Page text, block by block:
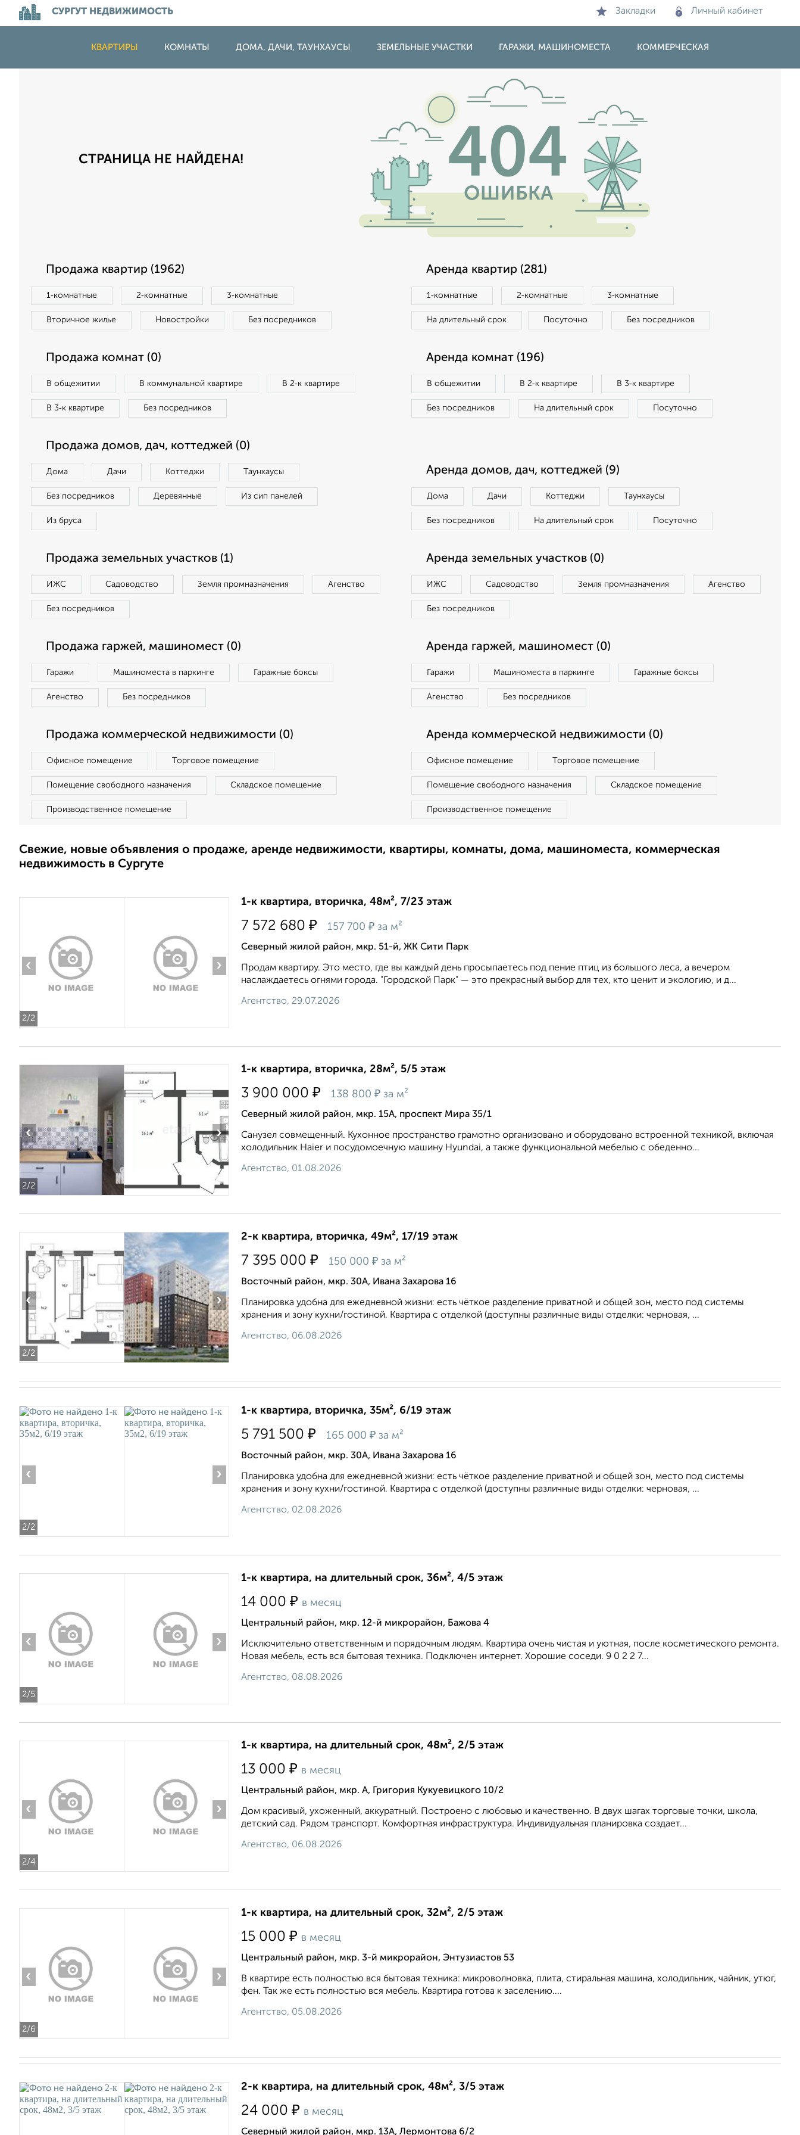
СУРГУТ НЕДВИЖИМОСТЬ Закладки Личный кабинет
КВАРТИРЫ КОМНАТЫ ДОМА, ДАЧИ, ТАУНХАУСЫ ЗЕМЕЛЬНЫЕ УЧАСТКИ ГАРАЖИ, МАШИНОМЕСТА КОММЕРЧЕСКАЯ
СТРАНИЦА НЕ НАЙДЕНА!
Продажа квартир (1962)
1‑комнатные 2‑комнатные 3‑комнатные
Вторичное жилье Новостройки Без посредников
Аренда квартир (281)
1‑комнатные 2‑комнатные 3‑комнатные
На длительный срок Посуточно Без посредников
Продажа комнат (0)
В общежитии В коммунальной квартире В 2‑к квартире
В 3‑к квартире Без посредников
Аренда комнат (196)
В общежитии В 2‑к квартире В 3‑к квартире
Без посредников На длительный срок Посуточно
Продажа домов, дач, коттеджей (0)
Дома Дачи Коттеджи Таунхаусы
Без посредников Деревянные Из сип панелей
Из бруса
Аренда домов, дач, коттеджей (9)
Дома Дачи Коттеджи Таунхаусы
Без посредников На длительный срок Посуточно
Продажа земельных участков (1)
ИЖС Садоводство Земля промназначения Агенство
Без посредников
Аренда земельных участков (0)
ИЖС Садоводство Земля промназначения Агенство
Без посредников
Продажа гаржей, машиномест (0)
Гаражи Машиноместа в паркинге Гаражные боксы
Агенство Без посредников
Аренда гаржей, машиномест (0)
Гаражи Машиноместа в паркинге Гаражные боксы
Агенство Без посредников
Продажа коммерческой недвижимости (0)
Офисное помещение Торговое помещение
Помещение свободного назначения Складское помещение
Производственное помещение
Аренда коммерческой недвижимости (0)
Офисное помещение Торговое помещение
Помещение свободного назначения Складское помещение
Производственное помещение
Свежие, новые объявления о продаже, аренде недвижимости, квартиры, комнаты, дома, машиноместа, коммерческая
недвижимость в Сургуте
2/2
‹ ›
1-к квартира, вторичка, 48м², 7/23 этаж
7 572 680 ₽ 157 700 ₽ за м²
Северный жилой район, мкр. 51-й, ЖК Сити Парк
Продам квартиру. Это место, где вы каждый день просыпаетесь под пение птиц из большого леса, а вечером
наслаждаетесь огнями города. "Городской Парк" — это прекрасный выбор для тех, кто ценит и экологию, и д...
Агентство, 29.07.2026
2/2
‹ ›
1-к квартира, вторичка, 28м², 5/5 этаж
3 900 000 ₽ 138 800 ₽ за м²
Северный жилой район, мкр. 15А, проспект Мира 35/1
Санузел совмещенный. Кухонное пространство грамотно организовано и оборудовано встроенной техникой, включая
холодильник Haier и посудомоечную машину Hyundai, а также функциональной мебелью с обеденно...
Агентство, 01.08.2026
2/2
‹ ›
2-к квартира, вторичка, 49м², 17/19 этаж
7 395 000 ₽ 150 000 ₽ за м²
Восточный район, мкр. 30А, Ивана Захарова 16
Планировка удобна для ежедневной жизни: есть чёткое разделение приватной и общей зон, место под системы
хранения и зону кухни/гостиной. Квартира с отделкой (доступны различные виды отделки: черновая, ...
Агентство, 06.08.2026
2/2
‹ ›
1-к квартира, вторичка, 35м², 6/19 этаж
5 791 500 ₽ 165 000 ₽ за м²
Восточный район, мкр. 30А, Ивана Захарова 16
Планировка удобна для ежедневной жизни: есть чёткое разделение приватной и общей зон, место под системы
хранения и зону кухни/гостиной. Квартира с отделкой (доступны различные виды отделки: черновая, ...
Агентство, 02.08.2026
2/5
‹ ›
1-к квартира, на длительный срок, 36м², 4/5 этаж
14 000 ₽ в месяц
Центральный район, мкр. 12-й микрорайон, Бажова 4
Исключительно ответственным и порядочным людям. Квартира очень чистая и уютная, после косметического ремонта.
Новая мебель, есть вся бытовая техника. Подключен интернет. Хорошие соседи. 9 0 2 2 7...
Агентство, 08.08.2026
2/4
‹ ›
1-к квартира, на длительный срок, 48м², 2/5 этаж
13 000 ₽ в месяц
Центральный район, мкр. А, Григория Кукуевицкого 10/2
Дом красивый, ухоженный, аккуратный. Построено с любовью и качественно. В двух шагах торговые точки, школа,
детский сад. Рядом транспорт. Комфортная инфраструктура. Индивидуальная планировка создает...
Агентство, 06.08.2026
2/6
‹ ›
1-к квартира, на длительный срок, 32м², 2/5 этаж
15 000 ₽ в месяц
Центральный район, мкр. 3-й микрорайон, Энтузиастов 53
В квартире есть полностью вся бытовая техника: микроволновка, плита, стиральная машина, холодильник, чайник, утюг,
фен. Так же есть полностью вся мебель. Квартира готова к заселению....
Агентство, 05.08.2026
2-к квартира, на длительный срок, 48м², 3/5 этаж
24 000 ₽ в месяц
Северный жилой район, мкр. 13А, Лермонтова 6/2